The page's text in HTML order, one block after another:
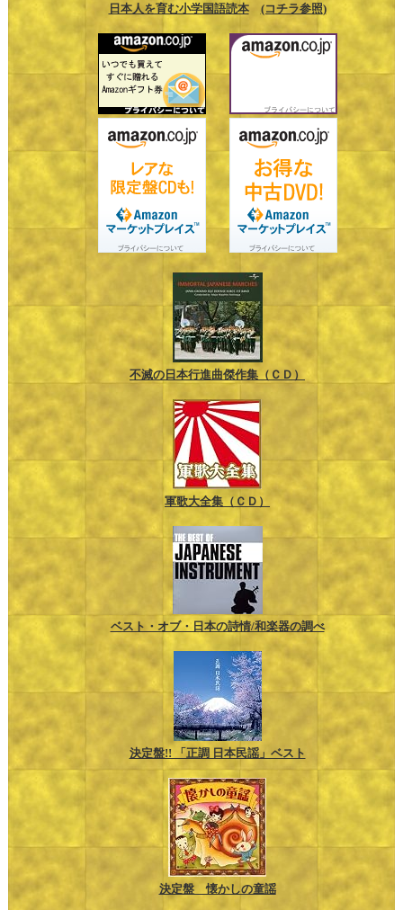
日本人を育む小学国語読本 (コチラ参照)
不滅の日本行進曲傑作集（ＣＤ）
軍歌大全集（ＣＤ）
ベスト・オブ・日本の詩情/和楽器の調べ
決定盤!! 「正調 日本民謡」ベスト
決定盤 懐かしの童謡